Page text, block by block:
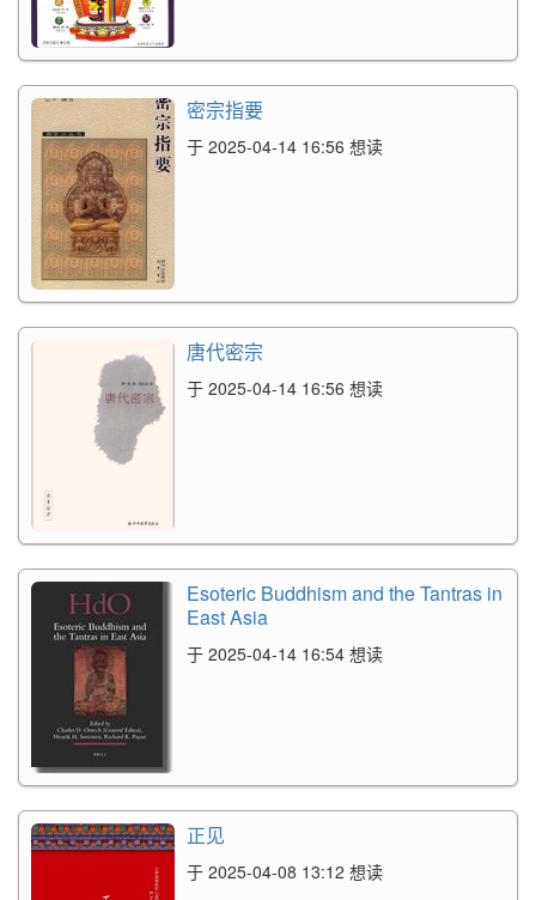
密宗指要
于 2025-04-14 16:56 想读
唐代密宗
于 2025-04-14 16:56 想读
Esoteric Buddhism and the Tantras in
East Asia
于 2025-04-14 16:54 想读
正见
于 2025-04-08 13:12 想读